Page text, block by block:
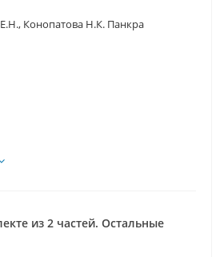
Конопатова Н.К. Панкра
из 2 частей. Остальные